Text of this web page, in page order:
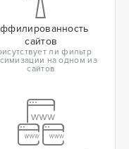
сайтов
ли фильтр
на одном из
сайтов